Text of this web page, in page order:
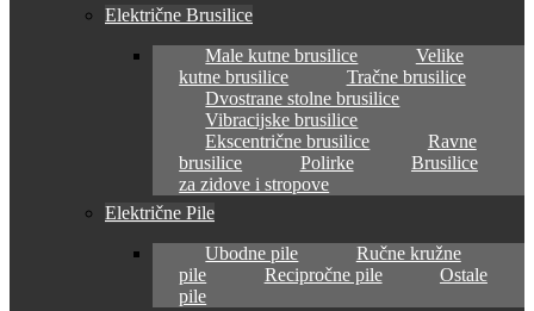
Električne Brusilice
Male kutne brusilice
Velike
kutne brusilice
Tračne brusilice
Dvostrane stolne brusilice
Vibracijske brusilice
Ekscentrične brusilice
Ravne
brusilice
Polirke
Brusilice
za zidove i stropove
Električne Pile
Ubodne pile
Ručne kružne
pile
Recipročne pile
Ostale
pile